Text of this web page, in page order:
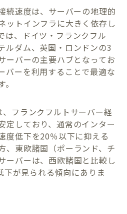
続速度は、サーバーの地理的
ットインフラに大きく依存し
は、ドイツ・フランクフル
ルダム、英国・ロンドンの3
ーバーの主要ハブとなってお
バーを利用することで最適な
フランクフルトサーバー経
定しており、通常のインター
度低下を20％以下に抑える
、東欧諸国（ポーランド、チ
ーバーは、西欧諸国と比較し
が見られる傾向にありま